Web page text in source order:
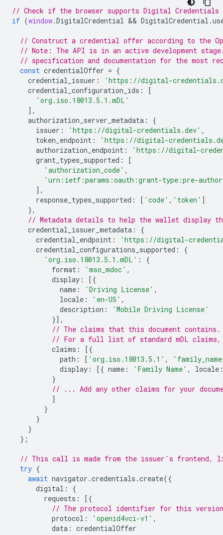
// Check if the browser supports Digital Credentials
if (window.DigitalCredential && DigitalCredential .
// Construct a credential offer according to the
// Note: The API is in an active development
// specification and documentation for the most
const credentialOffer = {
credential_issuer :
'https://digital-
credential_configuration_ids :
[
'org.iso.18013.5.1.mDL'
],
authorization_server_metadata :
{
issuer : 'https://digital-credentials.dev' ,
token_endpoint :
'https://digital-
authorization_endpoint :
'https://digital-
grant_types_supported :
[
'authorization_code' ,
'urn:ietf:params:oauth:grant-type:pre-
],
response_types_supported : [ 'code' , 'token' ]
},
// Metadata details to help the wallet display
credential_issuer_metadata :
{
credential_endpoint :
'https://digital-
credential_configurations_supported :
{
'org.iso.18013.5.1.mDL' :
{
format : 'mso_mdoc' ,
display :
[{
name : 'Driving License' ,
locale : 'en-US' ,
description :
'Mobile Driving License'
}],
// The claims that this document contains.
// For a full list of standard mDL claims,
claims :
[{
path : [ 'org.iso.18013.5.1' ,
display : [{ name : 'Family Name' , locale :
}
// ... Add any other claims for your
]
}
}
}
};
// This call is made from the issuer's frontend,
try {
await navigator .credentials .create({
digital :
{
requests :
[{
// The protocol identifier for this version
protocol : 'openid4vci-v1' ,
data : credentialOffer